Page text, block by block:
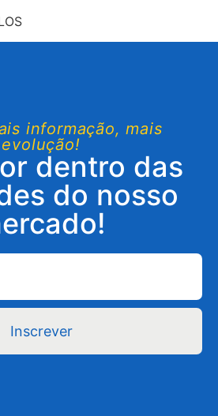
informação, mais
evolução!
dentro das
do nosso
Inscrever